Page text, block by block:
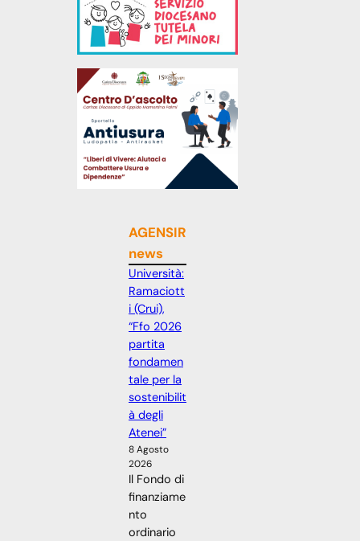
AGENSIR
news
Università:
Ramaciott
i (Crui),
“Ffo 2026
partita
fondamen
tale per la
sostenibilit
à degli
Atenei”
8 Agosto
2026
Il Fondo di
finanziame
nto
ordinario